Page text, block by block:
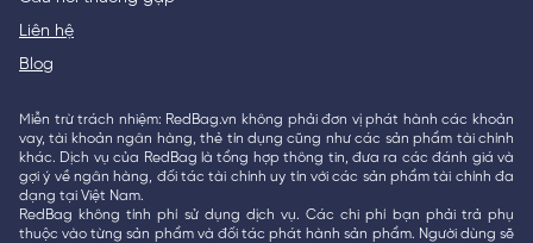
Liên hệ
Blog
Miễn trừ trách nhiệm: RedBag.vn không phải đơn vị phát hành các khoản
vay, tài khoản ngân hàng, thẻ tín dụng cũng như các sản phẩm tài chính
khác. Dịch vụ của RedBag là tổng hợp thông tin, đưa ra các đánh giá và
gợi ý về ngân hàng, đối tác tài chính uy tín với các sản phẩm tài chính đa
dạng tại Việt Nam.
RedBag không tính phí sử dụng dịch vụ. Các chi phí bạn phải trả phụ
thuộc vào từng sản phẩm và đối tác phát hành sản phẩm. Người dùng sẽ